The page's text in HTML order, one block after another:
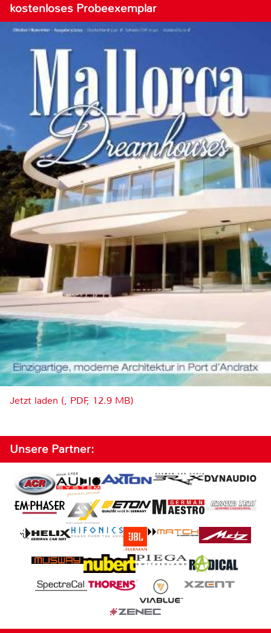
kostenloses Probeexemplar
Jetzt laden (, PDF, 12.9 MB)
Unsere Partner: